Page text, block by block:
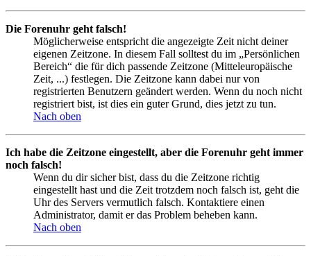
Die Forenuhr geht falsch!
Möglicherweise entspricht die angezeigte Zeit nicht deiner
eigenen Zeitzone. In diesem Fall solltest du im „Persönlichen
Bereich“ die für dich passende Zeitzone (Mitteleuropäische
Zeit, ...) festlegen. Die Zeitzone kann dabei nur von
registrierten Benutzern geändert werden. Wenn du noch nicht
registriert bist, ist dies ein guter Grund, dies jetzt zu tun.
Nach oben
Ich habe die Zeitzone eingestellt, aber die Forenuhr geht immer
noch falsch!
Wenn du dir sicher bist, dass du die Zeitzone richtig
eingestellt hast und die Zeit trotzdem noch falsch ist, geht die
Uhr des Servers vermutlich falsch. Kontaktiere einen
Administrator, damit er das Problem beheben kann.
Nach oben